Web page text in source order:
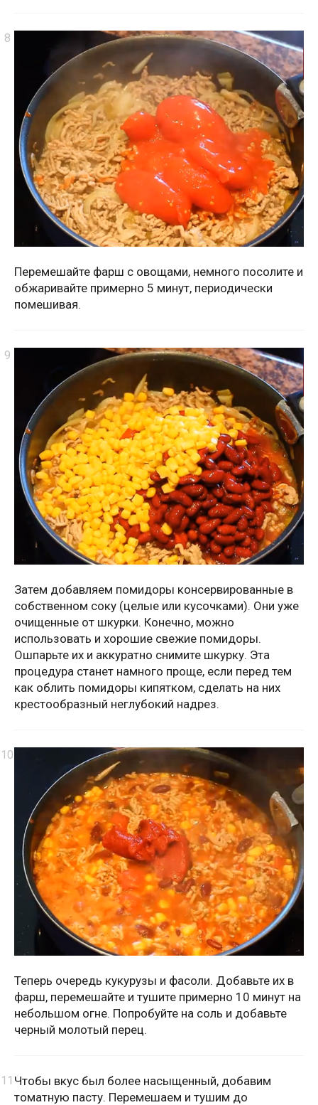
Перемешайте фарш с овощами, немного посолите и
обжаривайте примерно 5 минут, периодически
помешивая.
Затем добавляем помидоры консервированные в
собственном соку (целые или кусочками). Они уже
очищенные от шкурки. Конечно, можно
использовать и хорошие свежие помидоры.
Ошпарьте их и аккуратно снимите шкурку. Эта
процедура станет намного проще, если перед тем
как облить помидоры кипятком, сделать на них
крестообразный неглубокий надрез.
Теперь очередь кукурузы и фасоли. Добавьте их в
фарш, перемешайте и тушите примерно 10 минут на
небольшом огне. Попробуйте на соль и добавьте
черный молотый перец.
Чтобы вкус был более насыщенный, добавим
томатную пасту. Перемешаем и тушим до